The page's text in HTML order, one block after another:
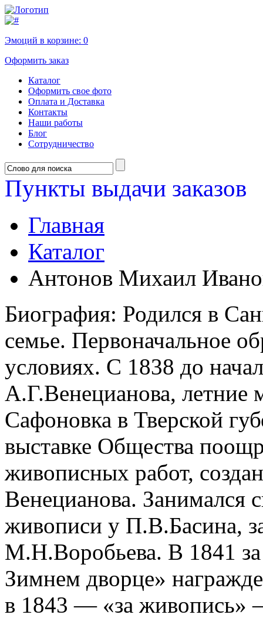
Эмоций в корзине: 0
Оформить заказ
Каталог
Оформить свое фото
Оплата и Доставка
Контакты
Наши работы
Блог
Сотрудничество
Пункты выдачи заказов
Главная
Каталог
Антонов Михаил
Биография: Родился в
семье. Первоначальное
условиях. С 1838 до
А.Г.Венецианова, летние
Сафоновка в Тверской
выставке Общества
живописных работ,
Венецианова. Занимался
живописи у П.В.Басина,
М.Н.Воробьева. В 1841
Зимнем дворце»
в 1843 — «за живопись»